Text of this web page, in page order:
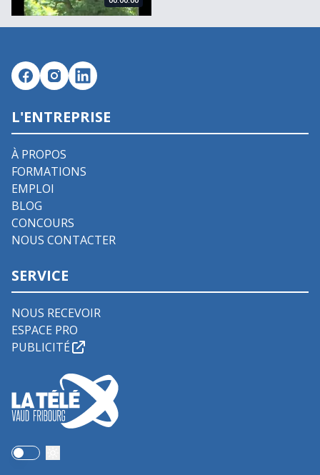
L'ENTREPRISE
À PROPOS
FORMATIONS
EMPLOI
BLOG
CONCOURS
NOUS CONTACTER
SERVICE
NOUS RECEVOIR
ESPACE PRO
PUBLICITÉ
Use setting